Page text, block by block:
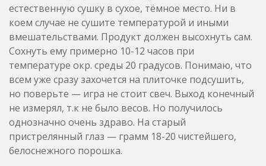
естественную сушку в сухое, тёмное место. Ни в
коем случае не сушите температурой и иными
вмешательствами. Продукт должен высохнуть сам.
Сохнуть ему примерно 10-12 часов при
температуре окр. среды 20 градусов. Понимаю, что
всем уже сразу захочется на плиточке подсушить,
но поверьте — игра не стоит свеч. Выход конечный
не измерял, т.к не было весов. Но получилось
однозначно очень здраво. На старый
пристрелянный глаз — грамм 18-20 чистейшего,
белоснежного порошка.